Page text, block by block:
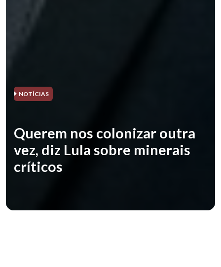
NOTÍCIAS
Querem nos colonizar outra
vez, diz Lula sobre minerais
críticos